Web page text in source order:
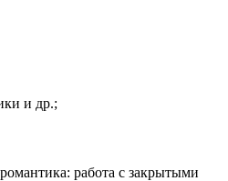
и др.;
работа с закрытыми